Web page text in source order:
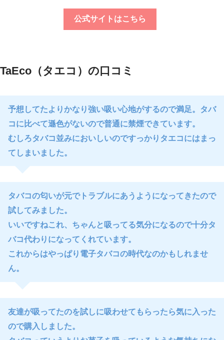
公式サイトはこちら
TaEco（タエコ）の口コミ
予想してたよりかなり強い吸い心地がするので満足。タバ
コに比べて遜色がないので普通に禁煙できています。
むしろタバコ並みにおいしいのですっかりタエコにはまっ
てしまいました。
タバコの匂いが元でトラブルにあうようになってきたので
試してみました。
いいですねこれ、ちゃんと吸ってる気分になるので十分タ
バコ代わりになってくれています。
これからはやっぱり電子タバコの時代なのかもしれませ
ん。
友達が吸ってたのを試しに吸わせてもらったら気に入った
ので購入しました。